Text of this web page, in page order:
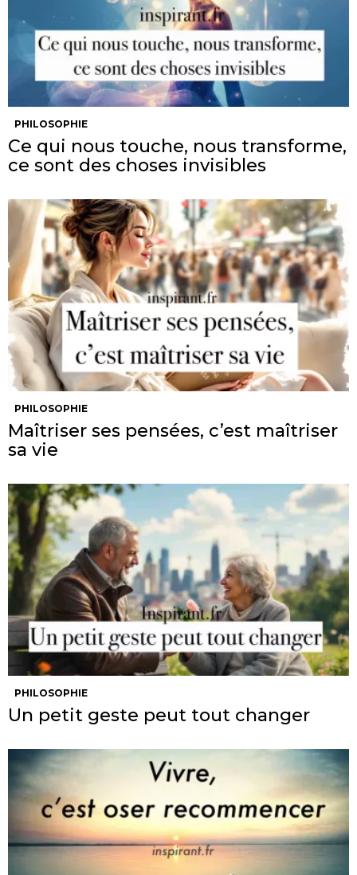
PHILOSOPHIE
Ce qui nous touche, nous transforme,
ce sont des choses invisibles
PHILOSOPHIE
Maîtriser ses pensées, c’est maîtriser
sa vie
PHILOSOPHIE
Un petit geste peut tout changer